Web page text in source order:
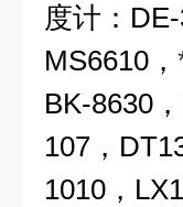
度计：
MS6610，
BK-8630
107，
1010，